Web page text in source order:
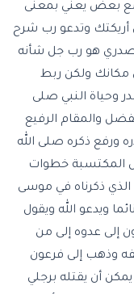
بعض يعني بمعنى
وتدعو رب شرح
هو رب جل شأنه
مكانك ولكن ربط
وحياة النبي صلى
والمقام الرفيع
ورفع ذكره صلى الله
المكتسبة خطوات
ذكرناه في موسى
ويدعو الله ويقول
إلى عدوه إلى من
وذهب إلى فرعون
أن يقتله برجلي